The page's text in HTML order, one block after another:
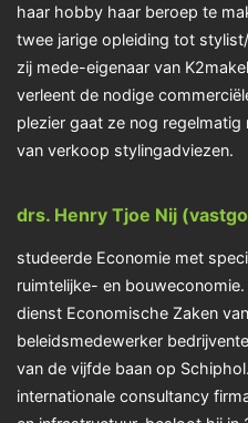
haar hobby haar beroep te
twee jarige opleiding tot
zij mede-eigenaar van
verleent de nodige
plezier gaat ze nog
van verkoop stylingadviezen.
drs. Henry Tjoe Nij
studeerde Economie met
ruimtelijke- en
dienst Economische Zaken
beleidsmedewerker
van de vijfde baan op
internationale consultancy